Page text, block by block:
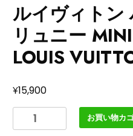
ルイヴィトン
リュニー
LOUIS
¥15,900
イ
お買い物カ